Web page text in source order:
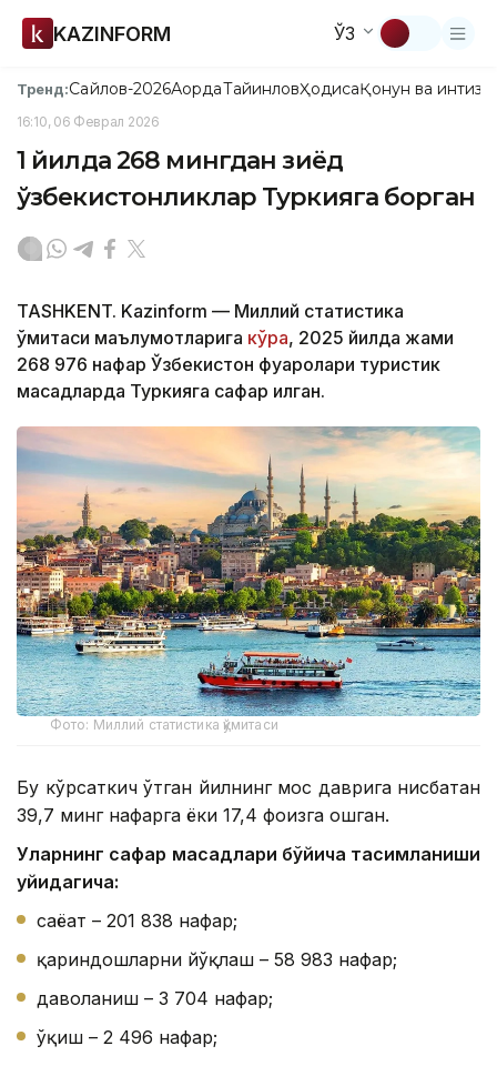
KAZINFORM ЎЗ
Тренд:Сайлов-2026АқордаТайинловҲодисаҚонун ва
16:10, 06 Феврал 2026
1 йилда 268 мингдан зиёд
ўзбекистонликлар Туркияга борган
TASHKENT. Kazinform — Миллий статистика
қўмитаси маълумотларига кўра, 2025 йилда жами
268 976 нафар Ўзбекистон фуқаролари туристик
мақсадларда Туркияга сафар қилган.
Фото: Миллий статистика қўмитаси
Бу кўрсаткич ўтган йилнинг мос даврига нисбатан
39,7 минг нафарга ёки 17,4 фоизга ошган.
Уларнинг сафар мақсадлари бўйича тақсимланиши
қуйидагича:
саёҳат – 201 838 нафар;
қариндошларни йўқлаш – 58 983 нафар;
даволаниш – 3 704 нафар;
ўқиш – 2 496 нафар;